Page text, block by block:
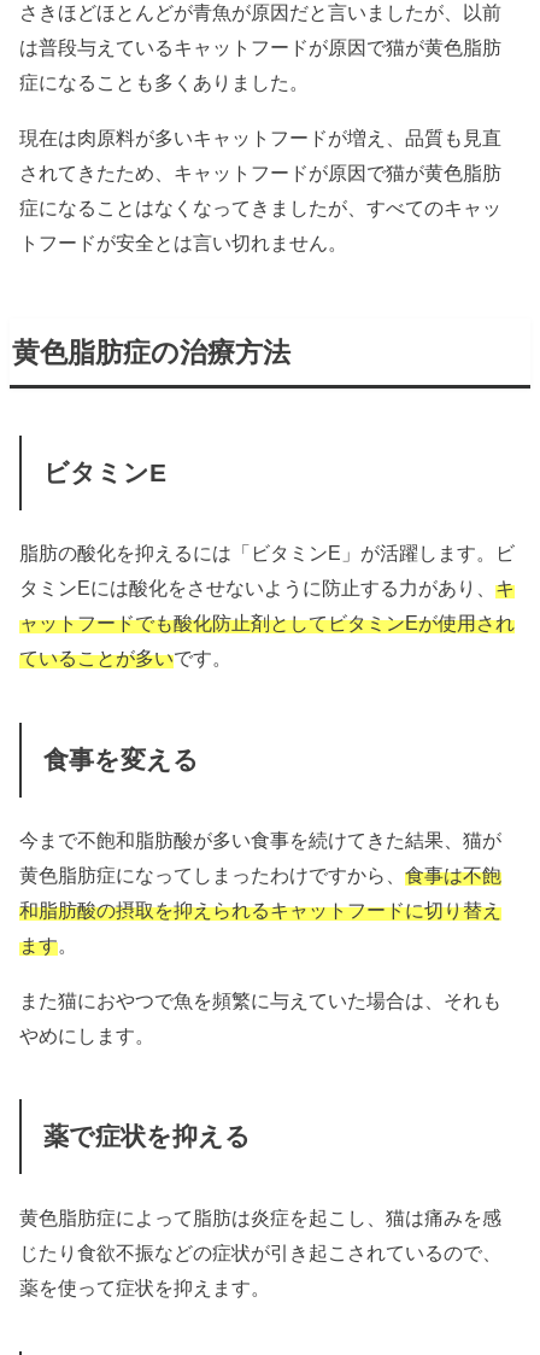
さきほどほとんどが青魚が原因だと言いましたが、以前
は普段与えているキャットフードが原因で猫が黄色脂肪
症になることも多くありました。
現在は肉原料が多いキャットフードが増え、品質も見直
されてきたため、キャットフードが原因で猫が黄色脂肪
症になることはなくなってきましたが、すべてのキャッ
トフードが安全とは言い切れません。
黄色脂肪症の治療方法
ビタミンE
脂肪の酸化を抑えるには「ビタミンE」が活躍します。ビ
タミンEには酸化をさせないように防止する力があり、キ
ャットフードでも酸化防止剤としてビタミンEが使用され
ていることが多いです。
食事を変える
今まで不飽和脂肪酸が多い食事を続けてきた結果、猫が
黄色脂肪症になってしまったわけですから、食事は不飽
和脂肪酸の摂取を抑えられるキャットフードに切り替え
ます。
また猫におやつで魚を頻繁に与えていた場合は、それも
やめにします。
薬で症状を抑える
黄色脂肪症によって脂肪は炎症を起こし、猫は痛みを感
じたり食欲不振などの症状が引き起こされているので、
薬を使って症状を抑えます。